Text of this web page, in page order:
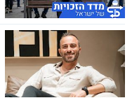
40
שיתופי
פעולה